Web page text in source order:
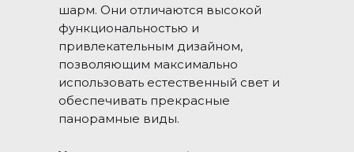
шарм. Они отличаются высокой
функциональностью и
привлекательным дизайном,
позволяющим максимально
использовать естественный свет и
обеспечивать прекрасные
панорамные виды.